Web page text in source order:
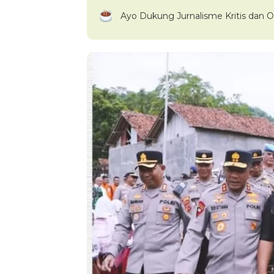
Ayo Dukung Jurnalisme Kritis dan